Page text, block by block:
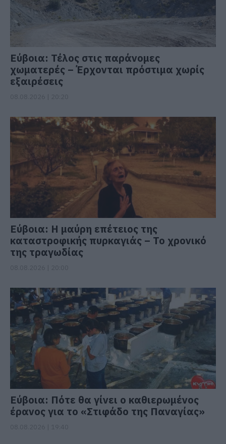
Εύβοια: Τέλος στις παράνομες
χωματερές – Έρχονται πρόστιμα χωρίς
εξαιρέσεις
Εύβοια: Η μαύρη επέτειος της
καταστροφικής πυρκαγιάς – Το χρονικό
της τραγωδίας
Εύβοια: Πότε θα γίνει ο καθιερωμένος
έρανος για το «Στιφάδο της Παναγίας»